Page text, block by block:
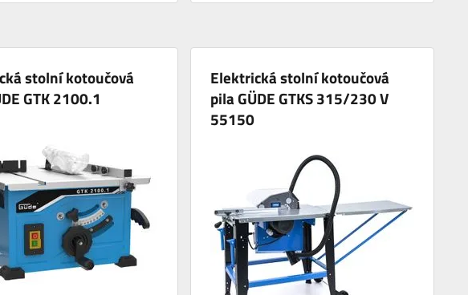
stolní kotoučová
GTK 2100.1
Elektrická stolní kotoučová
pila GÜDE GTKS 315/230 V
55150